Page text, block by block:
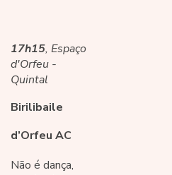
17h15, Espaço
d'Orfeu -
Quintal
Birilibaile
d’Orfeu AC
Não é dança,